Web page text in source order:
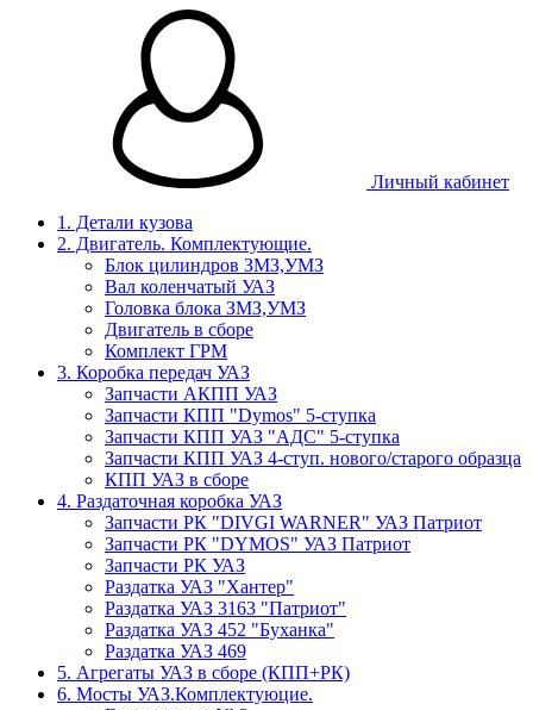
Личный кабинет
1. Детали кузова
2. Двигатель. Комплектующие.
Блок цилиндров ЗМЗ,УМЗ
Вал коленчатый УАЗ
Головка блока ЗМЗ,УМЗ
Двигатель в сборе
Комплект ГРМ
3. Коробка передач УАЗ
Запчасти АКПП УАЗ
Запчасти КПП "Dymos" 5-ступка
Запчасти КПП УАЗ "АДС" 5-ступка
Запчасти КПП УАЗ 4-ступ. нового/старого образца
КПП УАЗ в сборе
4. Раздаточная коробка УАЗ
Запчасти РК "DIVGI WARNER" УАЗ Патриот
Запчасти РК "DYMOS" УАЗ Патриот
Запчасти РК УАЗ
Раздатка УАЗ "Хантер"
Раздатка УАЗ 3163 "Патриот"
Раздатка УАЗ 452 "Буханка"
Раздатка УАЗ 469
5. Агрегаты УАЗ в сборе (КПП+РК)
6. Мосты УАЗ.Комплектуюцие.